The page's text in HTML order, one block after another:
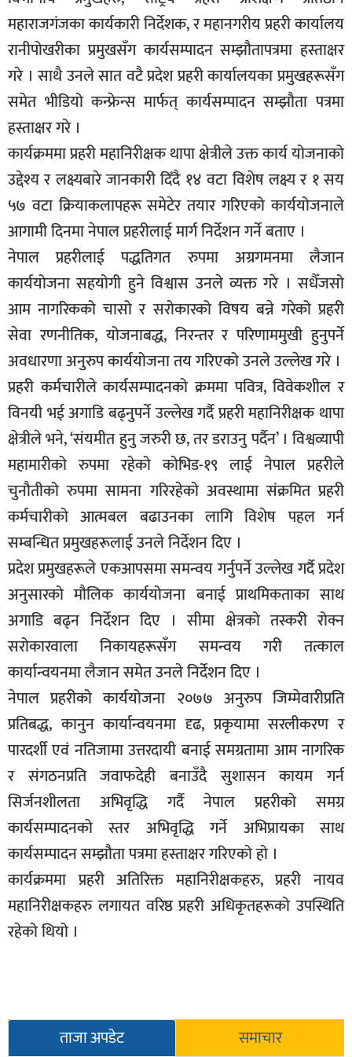
महाराजगंजका कार्यकारी निर्देशक, र महानगरीय प्रहरी कार्यालय
रानीपोखरीका प्रमुखसँग कार्यसम्पादन सम्झौतापत्रमा हस्ताक्षर
गरे । साथै उनले सात वटै प्रदेश प्रहरी कार्यालयका प्रमुखहरूसँग
समेत भीडियो कन्फ्रेन्स मार्फत् कार्यसम्पादन सम्झौता पत्रमा
हस्ताक्षर गरे ।
कार्यक्रममा प्रहरी महानिरीक्षक थापा क्षेत्रीले उक्त कार्य योजनाको
उद्देश्य र लक्ष्यबारे जानकारी दिँदै १४ वटा विशेष लक्ष्य र १ सय
५७ वटा क्रियाकलापहरू समेटेर तयार गरिएको कार्ययोजनाले
आगामी दिनमा नेपाल प्रहरीलाई मार्ग निर्देशन गर्ने बताए ।
नेपाल प्रहरीलाई पद्धतिगत रुपमा अग्रगमनमा लैजान
कार्ययोजना सहयोगी हुने विश्वास उनले व्यक्त गरे । सधैँजसो
आम नागरिकको चासो र सरोकारको विषय बन्ने गरेको प्रहरी
सेवा रणनीतिक, योजनाबद्ध, निरन्तर र परिणाममुखी हुनुपर्ने
अवधारणा अनुरुप कार्ययोजना तय गरिएको उनले उल्लेख गरे ।
प्रहरी कर्मचारीले कार्यसम्पादनको क्रममा पवित्र, विवेकशील र
विनयी भई अगाडि बढ्नुपर्ने उल्लेख गर्दै प्रहरी महानिरीक्षक थापा
क्षेत्रीले भने, ‘संयमीत हुनु जरुरी छ, तर डराउनु पर्दैन’ । विश्वव्यापी
महामारीको रुपमा रहेको कोभिड-१९ लाई नेपाल प्रहरीले
चुनौतीको रुपमा सामना गरिरहेको अवस्थामा संक्रमित प्रहरी
कर्मचारीको आत्मबल बढाउनका लागि विशेष पहल गर्न
सम्बन्धित प्रमुखहरूलाई उनले निर्देशन दिए ।
प्रदेश प्रमुखहरूले एकआपसमा समन्वय गर्नुपर्ने उल्लेख गर्दै प्रदेश
अनुसारको मौलिक कार्ययोजना बनाई प्राथमिकताका साथ
अगाडि बढ्न निर्देशन दिए । सीमा क्षेत्रको तस्करी रोक्न
सरोकारवाला निकायहरूसँग समन्वय गरी तत्काल
कार्यान्वयनमा लैजान समेत उनले निर्देशन दिए ।
नेपाल प्रहरीको कार्ययोजना २०७७ अनुरुप जिम्मेवारीप्रति
प्रतिबद्ध, कानुन कार्यान्वयनमा दृढ, प्रकृयामा सरलीकरण र
पारदर्शी एवं नतिजामा उत्तरदायी बनाई समग्रतामा आम नागरिक
र संगठनप्रति जवाफदेही बनाउँदै सुशासन कायम गर्न
सिर्जनशीलता अभिवृद्धि गर्दै नेपाल प्रहरीको समग्र
कार्यसम्पादनको स्तर अभिवृद्धि गर्ने अभिप्रायका साथ
कार्यसम्पादन सम्झौता पत्रमा हस्ताक्षर गरिएको हो ।
कार्यक्रममा प्रहरी अतिरिक्त महानिरीक्षकहरु, प्रहरी नायव
महानिरीक्षकहरु लगायत वरिष्ठ प्रहरी अधिकृतहरूको उपस्थिति
रहेको थियो ।
ताजा अपडेट समाचार